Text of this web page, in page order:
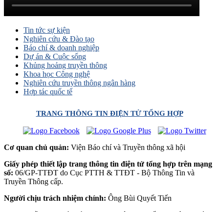
Tin tức sự kiện
Nghiên cứu & Đào tạo
Báo chí & doanh nghiệp
Dự án & Cuộc sống
Khủng hoảng truyền thông
Khoa học Công nghệ
Nghiên cứu truyền thông ngân hàng
Hợp tác quốc tế
TRANG THÔNG TIN ĐIỆN TỬ TỔNG HỢP
Cơ quan chủ quản: Viện Báo chí và Truyền thông xã hội
Giấy phép thiết lập trang thông tin điện tử tổng hợp trên mạng
số: 06/GP-TTĐT do Cục PTTH & TTĐT - Bộ Thông Tin và
Truyền Thông cấp.
Người chịu trách nhiệm chính: Ông Bùi Quyết Tiến